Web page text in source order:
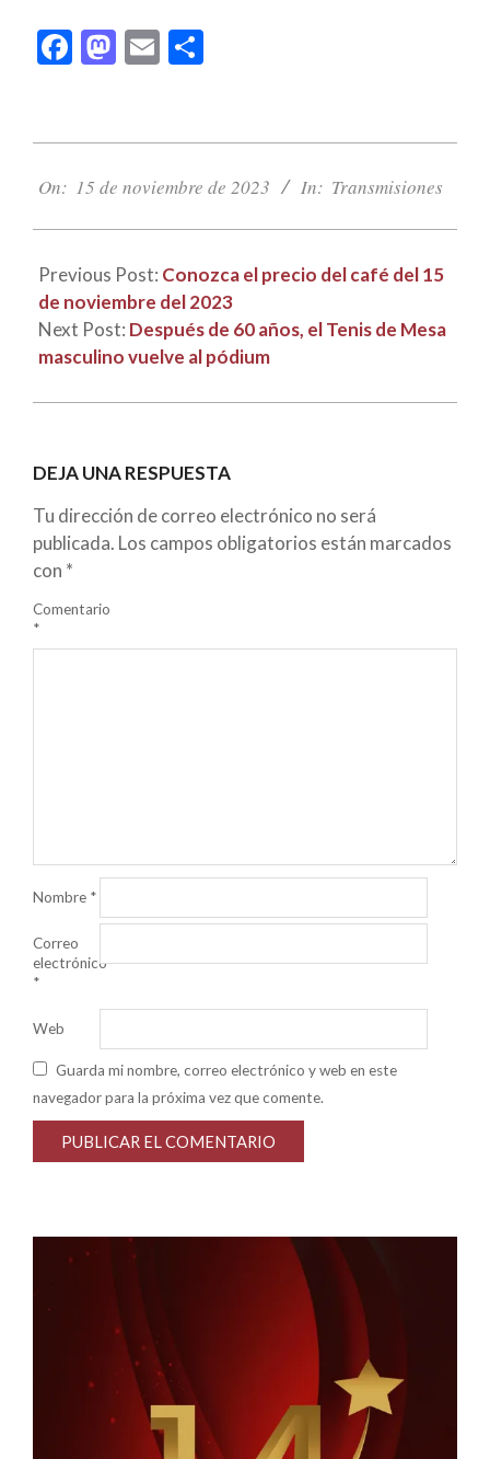
Facebook
Mastodon
Email
11-
On: 15 de noviembre de 2023 In: Transmisiones
Previous Post: Conozca el precio del café del 15
de noviembre del 2023
Next Post: Después de 60 años, el Tenis de Mesa
masculino vuelve al pódium
DEJA UNA RESPUESTA
Tu dirección de correo electrónico no será
publicada. Los campos obligatorios están marcados
con *
Comentario
*
Nombre *
Correo
electrónico
*
Web
Guarda mi nombre, correo electrónico y web en este
navegador para la próxima vez que comente.